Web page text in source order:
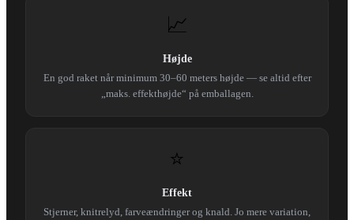
📈
Højde
En god raket når minimum 30–60 meters højde — se altid efter
„maks. effekthøjde“ på emballagen.
⭐
Effekt
Stjerner, knitrelyd, farveændringer og knald. Jo mere variation,